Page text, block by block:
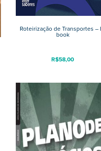
Roteirização de Transportes –
book
R$58,00